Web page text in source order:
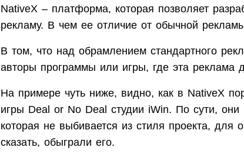
NativeX – платформа, которая позволяет
рекламу. В чем ее отличие от обычной
В том, что над обрамлением стандартного
авторы программы или игры, где эта реклама
На примере чуть ниже, видно, как в NativeX
игры Deal or No Deal студии iWin. По сути, они
которая не выбивается из стиля проекта, для
сказать, обыграли его.